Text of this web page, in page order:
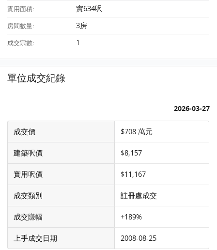
實用面積: 實634呎
房間數量: 3房
成交宗數: 1
單位成交紀錄
2026-03-27
成交價 $708 萬元
建築呎價 $8,157
實用呎價 $11,167
成交類別 註冊處成交
成交賺幅 +189%
上手成交日期 2008-08-25